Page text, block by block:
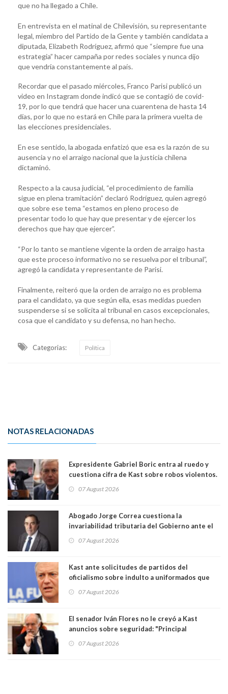
que no ha llegado a Chile.
En entrevista en el matinal de Chilevisión, su representante
legal, miembro del Partido de la Gente y también candidata a
diputada, Elizabeth Rodríguez, afirmó que “siempre fue una
estrategia” hacer campaña por redes sociales y nunca dijo
que vendría constantemente al país.
Recordar que el pasado miércoles, Franco Parisi publicó un
video en Instagram donde indicó que se contagió de covid-
19, por lo que tendrá que hacer una cuarentena de hasta 14
días, por lo que no estará en Chile para la primera vuelta de
las elecciones presidenciales.
En ese sentido, la abogada enfatizó que esa es la razón de su
ausencia y no el arraigo nacional que la justicia chilena
dictaminó.
Respecto a la causa judicial, “el procedimiento de familia
sigue en plena tramitación” declaró Rodríguez, quien agregó
que sobre ese tema “estamos en pleno proceso de
presentar todo lo que hay que presentar y de ejercer los
derechos que hay que ejercer”.
“Por lo tanto se mantiene vigente la orden de arraigo hasta
que este proceso informativo no se resuelva por el tribunal”,
agregó la candidata y representante de Parisi.
Finalmente, reiteró que la orden de arraigo no es problema
para el candidato, ya que según ella, esas medidas pueden
suspenderse si se solicita al tribunal en casos excepcionales,
cosa que el candidato y su defensa, no han hecho.
Categorias: Política
NOTAS RELACIONADAS
Expresidente Gabriel Boric entra al ruedo y
cuestiona cifra de Kast sobre robos violentos.
07 August 2026
Abogado Jorge Correa cuestiona la
invariabilidad tributaria del Gobierno ante el
democracia” y "defendemos la alternancia en el
07 August 2026
Kast ante solicitudes de partidos del
oficialismo sobre indulto a uniformados que
07 August 2026
El senador Iván Flores no le creyó a Kast
anuncios sobre seguridad: "Principal
perseguir ruta del dinero y levantar secreto
07 August 2026